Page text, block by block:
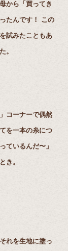
から「買ってき
たんです！ この
試みたこともあ
。
コーナーで偶然
を⼀本の⽷につ
ているんだ〜」
き。
れを⽣地に塗っ